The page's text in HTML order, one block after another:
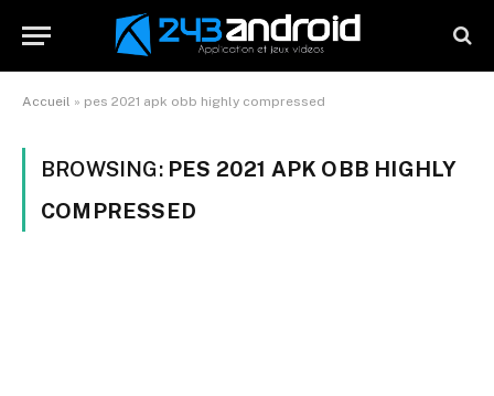
Accueil » pes 2021 apk obb highly compressed
BROWSING: PES 2021 APK OBB HIGHLY
COMPRESSED